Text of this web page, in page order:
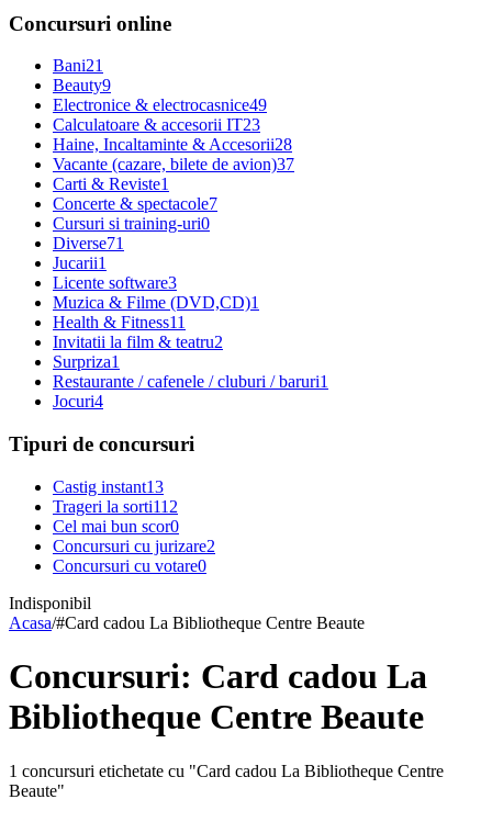
Concursuri online
Bani21
Beauty9
Electronice & electrocasnice49
Calculatoare & accesorii IT23
Haine, Incaltaminte & Accesorii28
Vacante (cazare, bilete de avion)37
Carti & Reviste1
Concerte & spectacole7
Cursuri si training-uri0
Diverse71
Jucarii1
Licente software3
Muzica & Filme (DVD,CD)1
Health & Fitness11
Invitatii la film & teatru2
Surpriza1
Restaurante / cafenele / cluburi / baruri1
Jocuri4
Tipuri de concursuri
Castig instant13
Trageri la sorti112
Cel mai bun scor0
Concursuri cu jurizare2
Concursuri cu votare0
Indisponibil
Acasa/#Card cadou La Bibliotheque Centre Beaute
Concursuri: Card cadou La
Bibliotheque Centre Beaute
1 concursuri etichetate cu "Card cadou La Bibliotheque Centre
Beaute"